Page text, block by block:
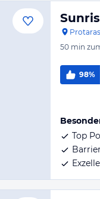
Protaras
50 min
98%
Top